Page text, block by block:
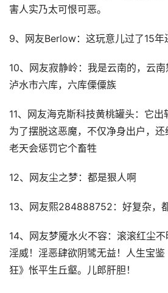
害人实乃太可恨可恶。
9、网友Berlow：这玩意儿过了15年
10、网友寂静岭：我是云南的，云南
泸水市六库，六库傈僳族
11、网友海克斯科技黄桃罐头：它
为了摆脱这恶魔，不仅净身出户，
老天会惩罚它个畜牲
12、网友尘之梦：都是狠人啊
13、网友熙284888752：好复杂，
14、网友梦魇水火不容：滚滚红尘
淫威！淫恶肆欲阴骘无益！人生宝
狂》怅平生丘壑。儿郎肝胆！